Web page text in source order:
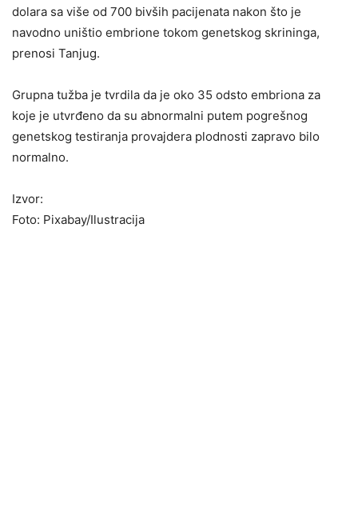
dolara sa više od 700 bivših pacijenata nakon što je
navodno uništio embrione tokom genetskog skrininga,
prenosi Tanjug.
Grupna tužba je tvrdila da je oko 35 odsto embriona za
koje je utvrđeno da su abnormalni putem pogrešnog
genetskog testiranja provajdera plodnosti zapravo bilo
normalno.
Izvor:
Foto: Pixabay/Ilustracija